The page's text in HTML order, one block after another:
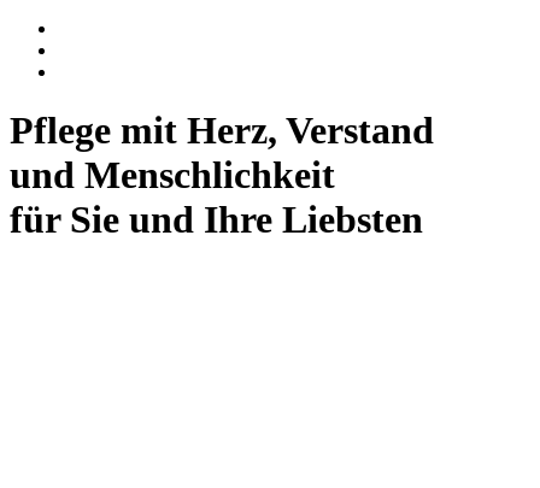
Pflege mit Herz, Verstand
und Menschlichkeit
für Sie und Ihre Liebsten